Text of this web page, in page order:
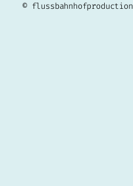
© flussbahnhofproduction